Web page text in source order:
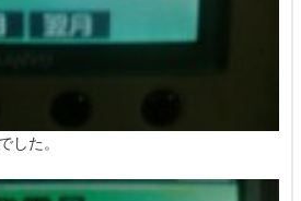
した。